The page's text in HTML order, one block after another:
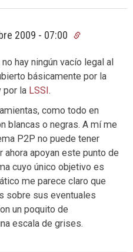
2009 - 07:00
hay ningún vacío legal al
básicamente por la
por la LSSI.
como todo en
blancas o negras. A mí me
P2P no puede tener
apoyan este punto de
cuyo único objetivo es
me parece claro que
sobre sus eventuales
un poquito de
escala de grises.